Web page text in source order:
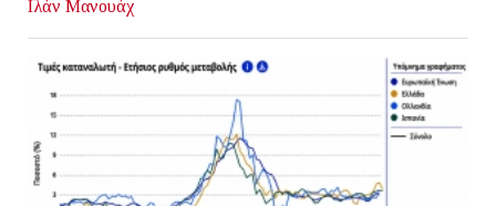
Ιλάν Μανουάχ